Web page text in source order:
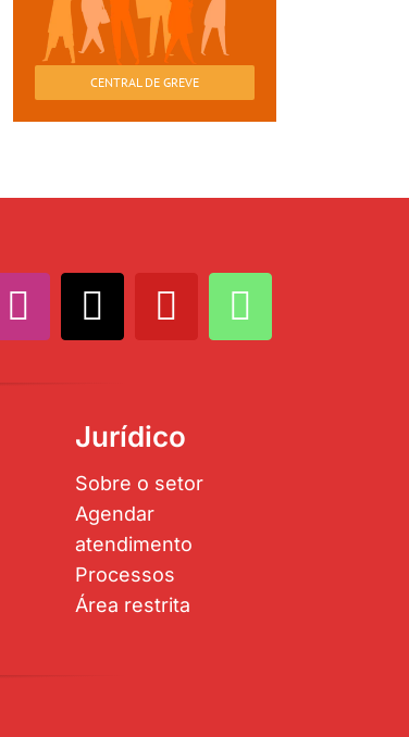
CENTRAL DE GREVE
Jurídico
Sobre o setor
Agendar
atendimento
Processos
Área restrita